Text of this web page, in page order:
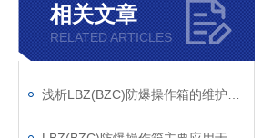
相关文章
RELATED ARTICLES